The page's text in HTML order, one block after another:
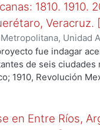
1810. 1910.
Veracruz.
Unidad
de
,2010)Del Arenal
Sergio ;Redondo
fue indagar
de seis ciudades
1910, Revolución
y
de ciudades
en Entre Ríos,